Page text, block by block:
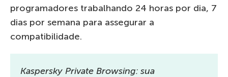
programadores trabalhando 24 horas por dia, 7
dias por semana para assegurar a
compatibilidade.
Kaspersky Private Browsing: sua